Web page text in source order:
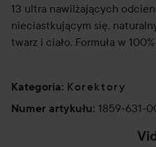
13 ultra nawilżających
nieciastkującym się,
twarz i ciało. Formuła w
Kategoria: Korektory
Numer artykułu: 1859-631-